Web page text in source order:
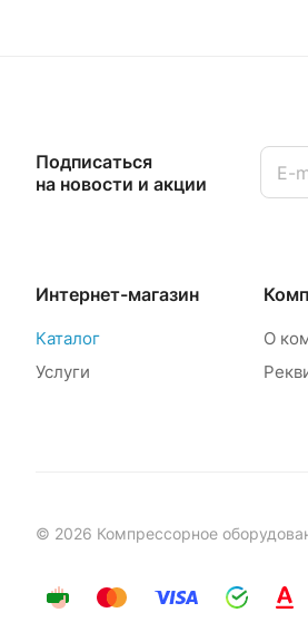
Подписаться
на новости и акции
Интернет-магазин
Каталог
Услуги
О
© 2026 Компрессорное